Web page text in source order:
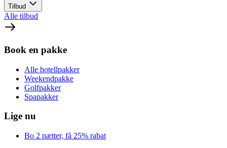
Tilbud
Alle tilbud
Book en pakke
Alle hotellpakker
Weekendpakke
Golfpakker
Spapakker
Lige nu
Bo 2 nætter, få 25% rabat